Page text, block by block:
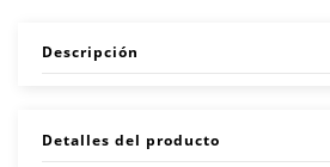
Descripción
Detalles del producto